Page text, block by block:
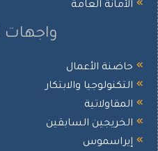
العامة
واجهات
الأعمال
والابتكار
السابقين